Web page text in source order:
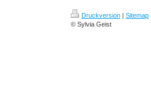
Druckversion | Sitemap
© Sylvia Geist